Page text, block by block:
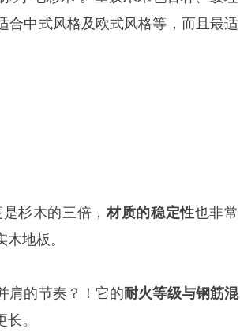
合中式风格及欧式风格等，而且最适
杉木的三倍，材质的稳定性也非常
地板。
肩的节奏？！它的耐火等级与钢筋混
。